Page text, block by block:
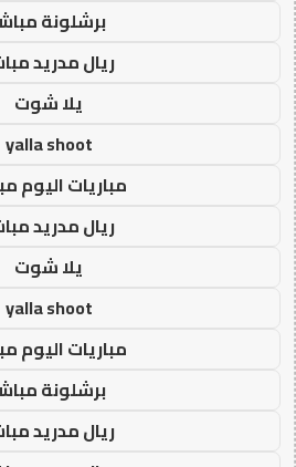
برشلونة
ريال مدريد
يلا شوت
yalla shoot
مباريات اليوم
ريال مدريد
يلا شوت
yalla shoot
مباريات اليوم
برشلونة
ريال مدريد